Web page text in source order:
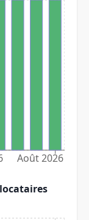
Août 2026